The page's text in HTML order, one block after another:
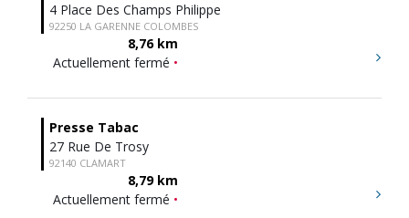
4 Place Des Champs Philippe
92250 LA GARENNE COLOMBES
8,76 km
Actuellement fermé •
Presse Tabac
27 Rue De Trosy
92140 CLAMART
8,79 km
Actuellement fermé •